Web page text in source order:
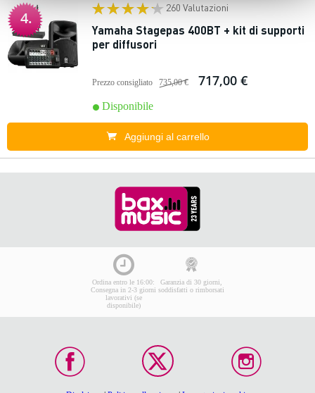
4.
260 Valutazioni
Yamaha Stagepas 400BT + kit di supporti
per diffusori
Prezzo consigliato 735,00 € 717,00 €
Disponibile
Aggiungi al carrello
Ordina entro le 16:00:
Consegna in 2-3 giorni
lavorativi (se
disponibile)
Garanzia di 30 giorni,
soddisfatti o rimborsati